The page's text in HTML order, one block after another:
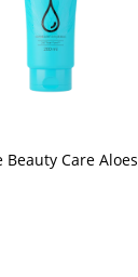
Care Aloes